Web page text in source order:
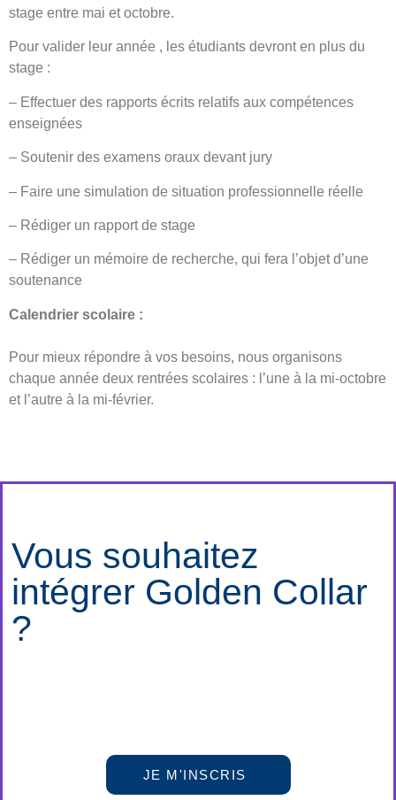
stage entre mai et octobre.
Pour valider leur année , les étudiants devront en plus du
stage :
– Effectuer des rapports écrits relatifs aux compétences
enseignées
– Soutenir des examens oraux devant jury
– Faire une simulation de situation professionnelle réelle
– Rédiger un rapport de stage
– Rédiger un mémoire de recherche, qui fera l’objet d’une
soutenance
Calendrier scolaire :
Pour mieux répondre à vos besoins, nous organisons
chaque année deux rentrées scolaires : l’une à la mi-octobre
et l’autre à la mi-février.
Vous souhaitez
intégrer Golden Collar
?
JE M'INSCRIS